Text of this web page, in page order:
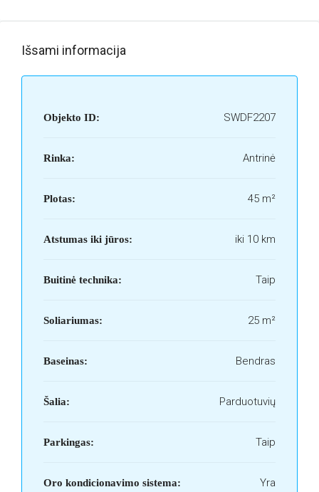
Išsami informacija
Objekto ID: SWDF2207
Rinka: Antrinė
Plotas: 45 m²
Atstumas iki jūros: iki 10 km
Buitinė technika: Taip
Soliariumas: 25 m²
Baseinas: Bendras
Šalia: Parduotuvių
Parkingas: Taip
Oro kondicionavimo sistema: Yra